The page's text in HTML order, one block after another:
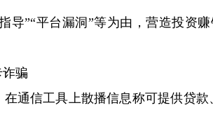
导”“平台漏洞”等为由，营造投资
骗
通信工具上散播信息称可提供贷